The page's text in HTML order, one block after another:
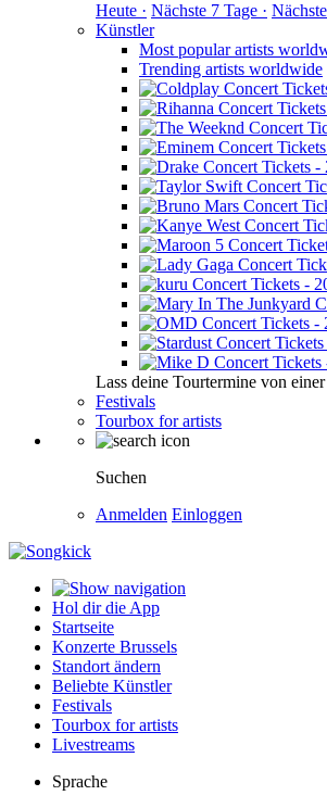
Heute · Nächste 7 Tage ·
Künstler
Most popular artists
Trending artists worldwide
Lass deine Tourtermine von
Festivals
Tourbox for artists
Suchen
Anmelden Einloggen
Hol dir die App
Startseite
Konzerte Brussels
Standort ändern
Beliebte Künstler
Festivals
Tourbox for artists
Livestreams
Sprache